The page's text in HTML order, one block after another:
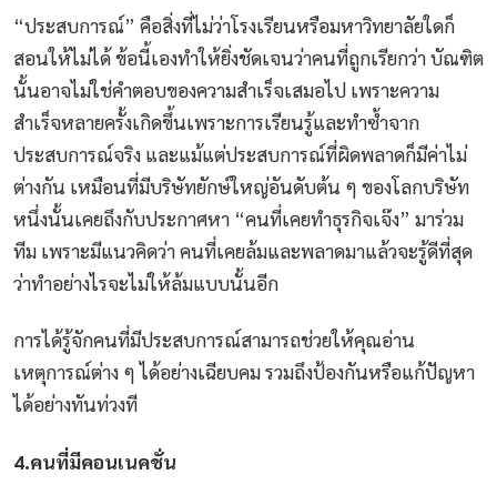
“ประสบการณ์” คือสิ่งที่ไม่ว่าโรงเรียนหรือมหาวิทยาลัยใดก็
สอนให้ไม่ได้ข้อนี้เองทำให้ยิ่งชัดเจนว่าคนที่ถูกเรียกว่าบัณฑิต
นั้นอาจไม่ใช่คำตอบของความสำเร็จเสมอไป เพราะความ
สำเร็จหลายครั้งเกิดขึ้นเพราะการเรียนรู้และทำซ้ำจาก
ประสบการณ์จริง และแม้แต่ประสบการณ์ที่ผิดพลาดก็มีค่าไม่
ต่างกัน เหมือนที่มีบริษัทยักษ์ใหญ่อันดับต้น ๆ ของโลกบริษัท
หนึ่งนั้นเคยถึงกับประกาศหา “คนที่เคยทำธุรกิจเจ๊ง” มาร่วม
ทีม เพราะมีแนวคิดว่าคนที่เคยล้มและพลาดมาแล้วจะรู้ดีที่สุด
ว่าทำอย่างไรจะไม่ให้ล้มแบบนั้นอีก
การได้รู้จักคนที่มีประสบการณ์สามารถช่วยให้คุณอ่าน
เหตุการณ์ต่าง ๆ ได้อย่างเฉียบคมรวมถึงป้องกันหรือแก้ปัญหา
ได้อย่างทันท่วงที
4.คนที่มีคอนเนคชั่น